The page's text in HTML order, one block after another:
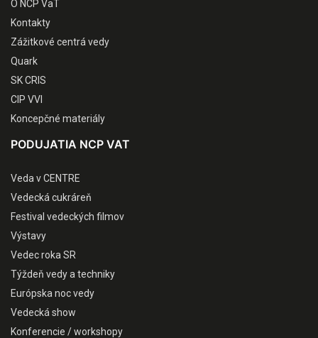
O NCP VaT
Kontakty
Zážitkové centrá vedy
Quark
SK CRIS
CIP VVI
Koncepčné materiály
PODUJATIA NCP VAT
Veda v CENTRE
Vedecká cukráreň
Festival vedeckých filmov
Výstavy
Vedec roka SR
Týždeň vedy a techniky
Európska noc vedy
Vedecká show
Konferencie / workshopy